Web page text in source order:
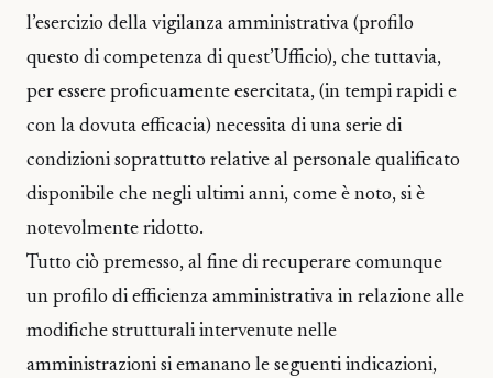
l’esercizio della vigilanza amministrativa (profilo
questo di competenza di quest’Ufficio), che tuttavia,
per essere proficuamente esercitata, (in tempi rapidi e
con la dovuta efficacia) necessita di una serie di
condizioni soprattutto relative al personale qualificato
disponibile che negli ultimi anni, come è noto, si è
notevolmente ridotto.
Tutto ciò premesso, al fine di recuperare comunque
un profilo di efficienza amministrativa in relazione alle
modifiche strutturali intervenute nelle
amministrazioni si emanano le seguenti indicazioni,